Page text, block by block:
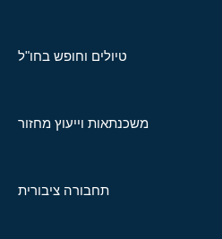
טיולים וחופש בחו"ל
משכנתאות וייעוץ מחזור
תחבורה ציבורית